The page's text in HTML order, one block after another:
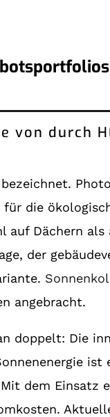
durch
die
Dächern
der
angebracht.
doppelt: Die
dem Einsatz